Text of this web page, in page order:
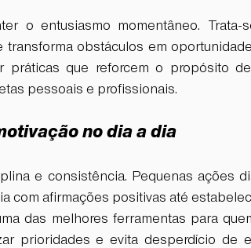
o entusiasmo momentâneo. Trata-
transforma obstáculos em
práticas que reforcem o propósito
pessoais e profissionais.
no dia a dia
e consistência. Pequenas ações
com afirmações positivas até
das melhores ferramentas para
prioridades e evita desperdício de